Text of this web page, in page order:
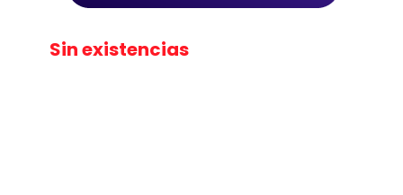
Sin existencias